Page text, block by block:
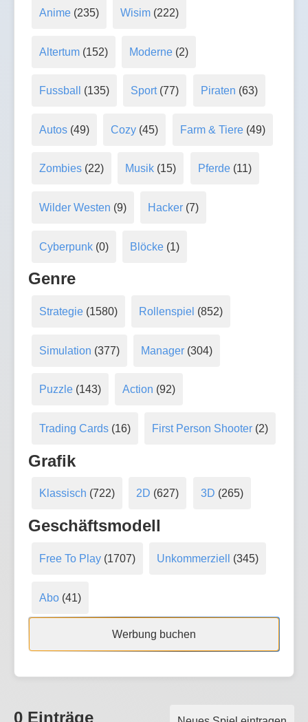
Anime(235) Wisim (222)
Altertum(152) Moderne (2)
Fussball (135) Sport(77) Piraten (63)
Autos(49) Cozy (45) Farm & Tiere(49)
Zombies(22) Musik (15) Pferde(11)
Wilder Westen (9) Hacker (7)
Cyberpunk(0) Blöcke (1)
Genre
Strategie(1580) Rollenspiel (852)
Simulation (377) Manager (304)
Puzzle(143) Action (92)
Trading Cards(16) First Person Shooter (2)
Grafik
Klassisch (722) 2D (627) 3D (265)
Geschäftsmodell
Free To Play(1707) Unkommerziell (345)
Abo(41)
Werbung buchen
0 Einträge